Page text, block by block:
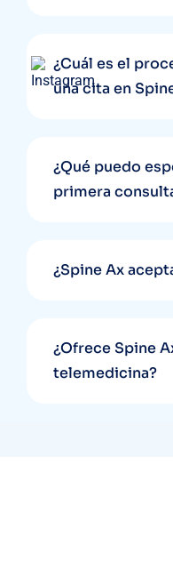
¿Cuál es el
una cita en
¿Qué puedo
primera
¿Spine Ax
¿Ofrece Spine
telemedicina?